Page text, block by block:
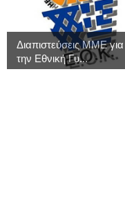
Διαπιστεύσεις MME για
την Εθνική Γυ...